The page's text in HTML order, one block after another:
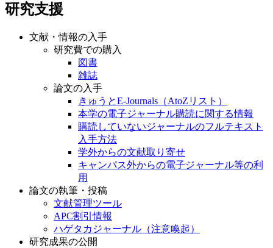
研究支援
文献・情報の入手
研究費での購入
図書
雑誌
論文の入手
きゅうとE-Journals（AtoZリスト）
本学の電子ジャーナル購読に関する情報
購読していないジャーナルのフルテキスト
入手方法
学外からの文献取り寄せ
キャンパス外からの電子ジャーナル等の利
用
論文の執筆・投稿
文献管理ツール
APC割引情報
ハゲタカジャーナル（注意喚起）
研究成果の公開